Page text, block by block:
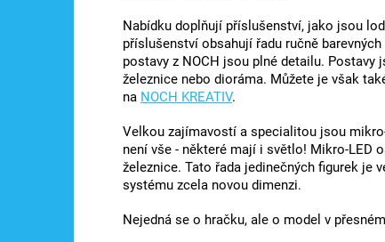
Nabídku doplňují příslušenství, jako jsou
příslušenství obsahují řadu ručně
postavy z NOCH jsou plné detailu.
železnice nebo dioráma. Můžete je však
na NOCH KREATIV.
Velkou zajímavostí a specialitou jsou
není vše - některé mají i světlo! Mikro-LED
železnice. Tato řada jedinečných figurek je
systému zcela novou dimenzi.
Nejedná se o hračku, ale o model v